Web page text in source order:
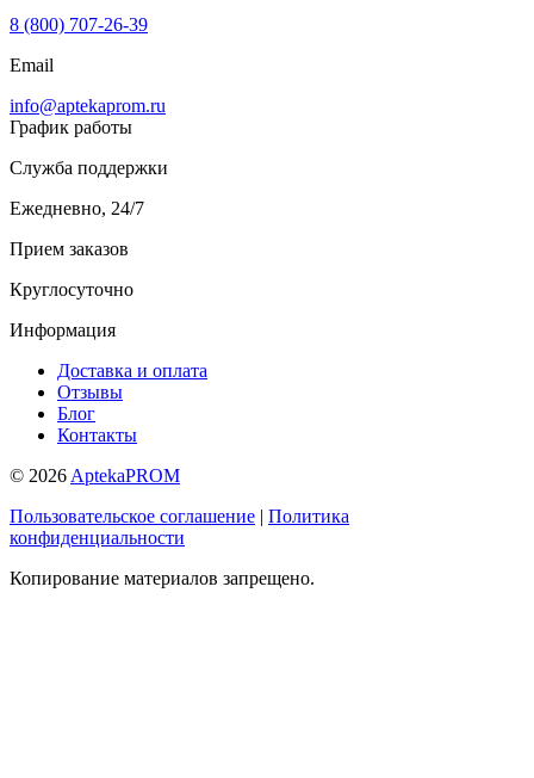
8 (800) 707-26-39
Email
info@aptekaprom.ru
График работы
Служба поддержки
Ежедневно, 24/7
Прием заказов
Круглосуточно
Информация
Доставка и оплата
Отзывы
Блог
Контакты
© 2026 AptekaPROM
Пользовательское соглашение | Политика
конфиденциальности
Копирование материалов запрещено.